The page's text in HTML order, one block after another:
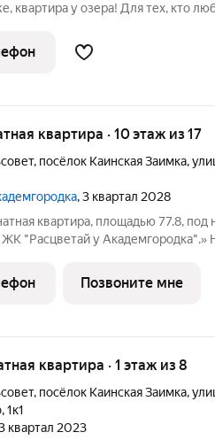
квартира у озера! Для тех, кто
и умиротворение, проживая в
квартира · 10 этаж из 17
, посёлок Каинская Заимка,
, 3 квартал 2028
квартира, площадью 77.8, под
"Расцветай у Академгородка".»
лесных просторов. Видовые
Позвоните мне
квартира · 1 этаж из 8
, посёлок Каинская Заимка,
,1к1
квартал 2023